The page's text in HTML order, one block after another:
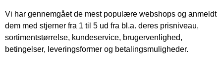
Vi har gennemgået de mest populære webshops og anmeldt
dem med stjerner fra 1 til 5 ud fra bl.a. deres prisniveau,
sortimentstørrelse, kundeservice, brugervenlighed,
betingelser, leveringsformer og betalingsmuligheder.